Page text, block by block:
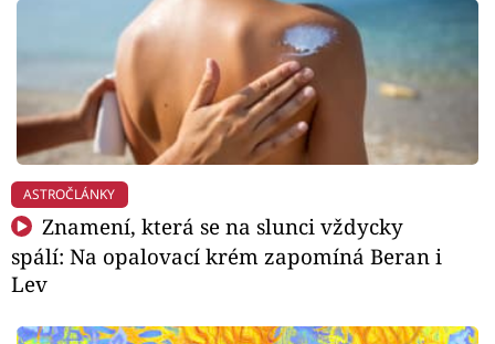
ASTROČLÁNKY
Znamení, která se na slunci vždycky
spálí: Na opalovací krém zapomíná Beran i
Lev